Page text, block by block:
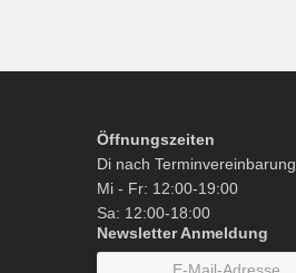
Öffnungszeiten
Di nach Terminvereinbarung
Mi - Fr: 12:00-19:00
Sa: 12:00-18:00
Newsletter Anmeldung